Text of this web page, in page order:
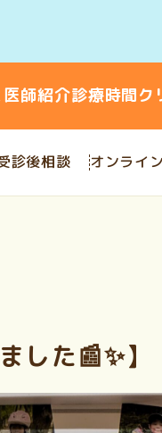
医師紹介診療時間ク
診後相談 オンライ
した📰✨】